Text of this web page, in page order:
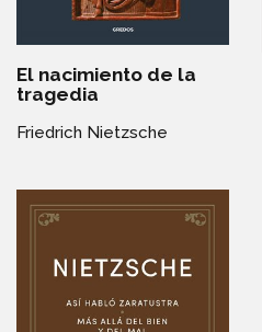
El nacimiento de la
tragedia
Friedrich Nietzsche